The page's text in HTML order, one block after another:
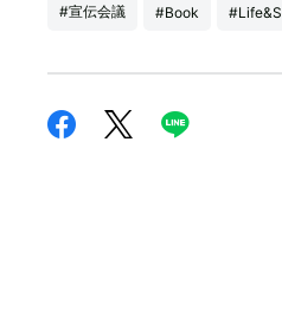
#宣伝会議 #Book